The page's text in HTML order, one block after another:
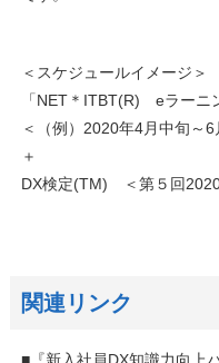
＜スケジュールイメージ＞
「NET＊ITBT(R) eラー
＜（例）2020年4月中旬～6
＋
DX検定(TM) ＜第５回
関連リンク